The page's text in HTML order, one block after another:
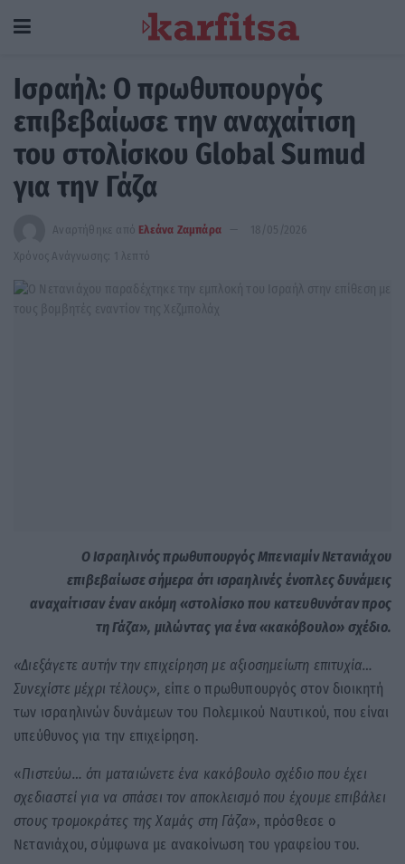
Ισραήλ: Ο πρωθυπουργός
επιβεβαίωσε την αναχαίτιση
του στολίσκου Global Sumud
για την Γάζα
Αναρτήθηκε από Ελεάνα Ζαμπάρα
18/05/2026
Χρόνος Ανάγνωσης: 1 λεπτό
Ο Ισραηλινός πρωθυπουργός Μπενιαμίν Νετανιάχου
επιβεβαίωσε σήμερα ότι ισραηλινές ένοπλες δυνάμεις
αναχαίτισαν έναν ακόμη «στολίσκο που κατευθυνόταν προς
τη Γάζα», μιλώντας για ένα «κακόβουλο» σχέδιο.
«Διεξάγετε αυτήν την επιχείρηση με αξιοσημείωτη επιτυχία…
Συνεχίστε μέχρι τέλους», είπε ο πρωθυπουργός στον διοικητή
των ισραηλινών δυνάμεων του Πολεμικού Ναυτικού, που είναι
υπεύθυνος για την επιχείρηση.
«Πιστεύω… ότι ματαιώνετε ένα κακόβουλο σχέδιο που έχει
σχεδιαστεί για να σπάσει τον αποκλεισμό που έχουμε επιβάλει
στους τρομοκράτες της Χαμάς στη Γάζα», πρόσθεσε ο
Νετανιάχου, σύμφωνα με ανακοίνωση του γραφείου του.